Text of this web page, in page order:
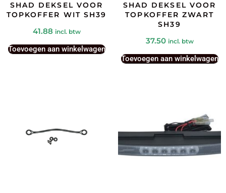
SHAD DEKSEL VOOR
TOPKOFFER WIT SH39
41.88 incl. btw
Toevoegen aan winkelwagen
SHAD DEKSEL VOOR
TOPKOFFER ZWART
SH39
37.50 incl. btw
Toevoegen aan winkelwagen